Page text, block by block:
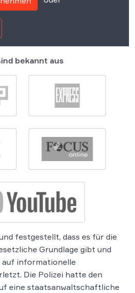
bekannt aus
festgestellt, dass es für die
Grundlage gibt und
auf informationelle
Die Polizei hatte den
eine staatsanwaltschaftliche